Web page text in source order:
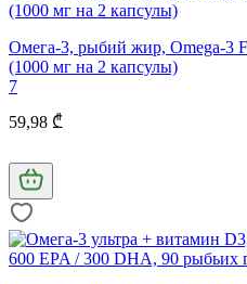
Омега-3, рыбий жир, Omega-3
(1000 мг на 2 капсулы)
7
59,98 ₾